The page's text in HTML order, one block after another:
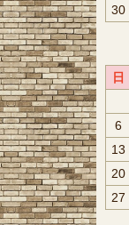
30
日
6
13
20
27